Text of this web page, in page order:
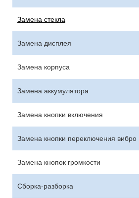
Замена стекла
Замена дисплея
Замена корпуса
Замена аккумулятора
Замена кнопки включения
Замена кнопки переключения вибро
Замена кнопок громкости
Сборка-разборка